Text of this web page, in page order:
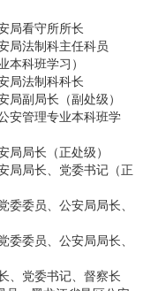
局看守所所长
局法制科主任科员
本科班学习）
局法制科科长
副局长（副处级）
安管理专业本科班学
局长（正处级）
局局长、党委书记（正
委员、公安局局长、
委员、公安局局长、
、党委书记、督察长